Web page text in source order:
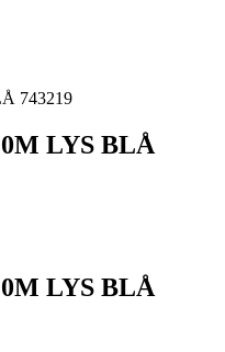
743219
LYS BLÅ
LYS BLÅ